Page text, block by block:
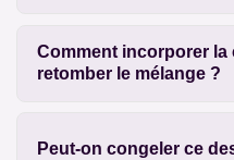
Comment incorporer la
retomber le mélange ?
Peut-on congeler ce